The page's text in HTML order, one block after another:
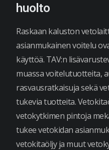
huolto
Raskaan kaluston
asianmukainen voitelu
käyttöä. TAV:n
muassa voitelutuotteita,
rasvausratkaisuja sekä
tukevia tuotteita.
vetokytkimen pintoja
tukee vetokidan
vetokitaöljy ja muut